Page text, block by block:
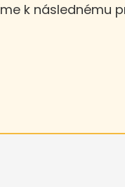
k následnému